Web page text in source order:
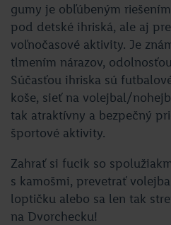
gumy je obľúbeným
pod detské ihriská, ale aj
voľnočasové aktivity. Je
tlmením nárazov,
Súčasťou ihriska sú
koše, sieť na volejbal/
tak atraktívny a bezpečný
športové aktivity.
Zahrať si fucik so
s kamošmi, prevetrať
loptičku alebo sa len tak
na Dvorchecku!